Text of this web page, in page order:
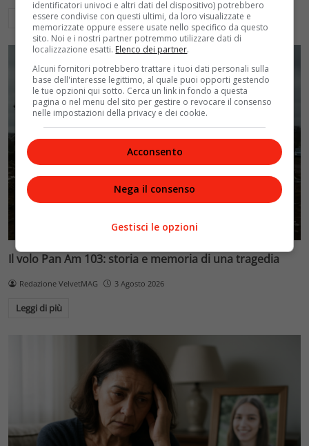
Leggi di più
Il volo Pan Am 103: storia e memoria di una tragedia
Redazione VelvetMAG 3 Agosto 2026
Leggi di più
identificatori univoci e altri dati del dispositivo) potrebbero
essere condivise con questi ultimi, da loro visualizzate e
memorizzate oppure essere usate nello specifico da questo
sito. Noi e i nostri partner potremmo utilizzare dati di
localizzazione esatti. Elenco dei partner.
Alcuni fornitori potrebbero trattare i tuoi dati personali sulla
base dell'interesse legittimo, al quale puoi opporti gestendo
le tue opzioni qui sotto. Cerca un link in fondo a questa
pagina o nel menu del sito per gestire o revocare il consenso
nelle impostazioni della privacy e dei cookie.
Acconsento
Nega il consenso
Gestisci le opzioni